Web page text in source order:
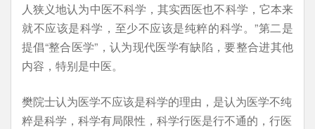
人狭义地认为中医不科学，其实西医也不科学，它本来
就不应该是科学，至少不应该是纯粹的科学。”第二是
提倡“整合医学”，认为现代医学有缺陷，要整合进其他
内容，特别是中医。
樊院士认为医学不应该是科学的理由，是认为医学不纯
粹是科学，科学有局限性，科学行医是行不通的，行医